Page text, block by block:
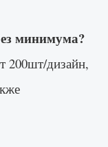
минимума?
200шт/дизайн,